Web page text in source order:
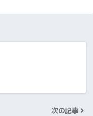
次の記事